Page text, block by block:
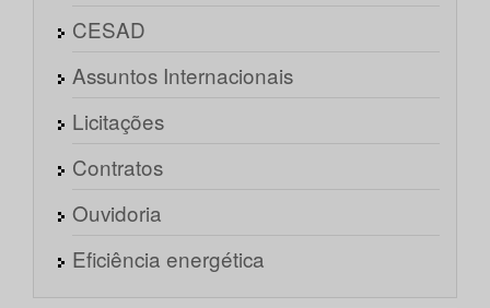
CESAD
Assuntos Internacionais
Licitações
Contratos
Ouvidoria
Eficiência energética